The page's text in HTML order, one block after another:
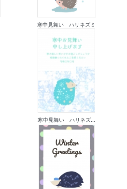
寒中見舞い ハリネズミ
寒中見舞い ハリネズ...